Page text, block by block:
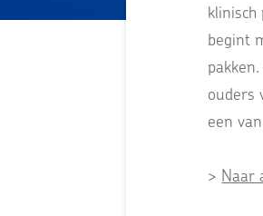
klinisch
begint
ouders
een
> Naar